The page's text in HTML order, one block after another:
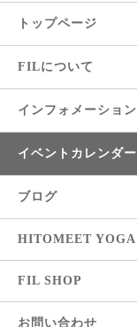
トップページ
FILについて
インフォメーション
イベントカレンダー
ブログ
HITOMEET YOGA
FIL SHOP
お問い合わせ